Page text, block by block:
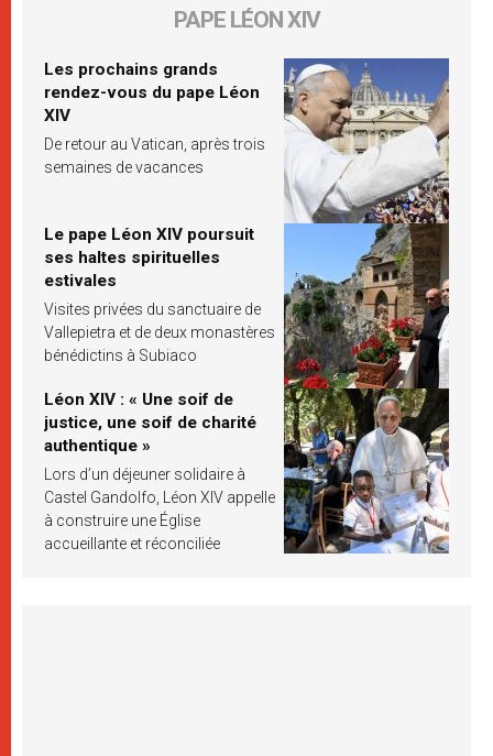
PAPE LÉON XIV
Les prochains grands
rendez-vous du pape Léon
XIV
De retour au Vatican, après trois
semaines de vacances
Le pape Léon XIV poursuit
ses haltes spirituelles
estivales
Visites privées du sanctuaire de
Vallepietra et de deux monastères
bénédictins à Subiaco
Léon XIV : « Une soif de
justice, une soif de charité
authentique »
Lors d’un déjeuner solidaire à
Castel Gandolfo, Léon XIV appelle
à construire une Église
accueillante et réconciliée